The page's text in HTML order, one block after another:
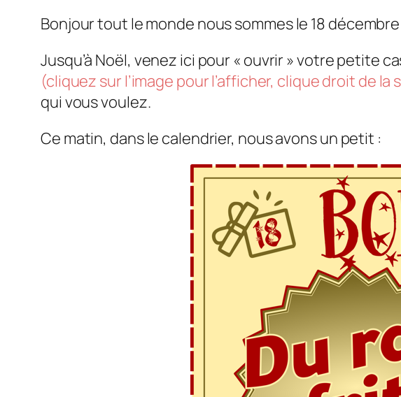
Bonjour tout le monde nous sommes le 18 décembre
Jusqu’à Noël, venez ici pour « ouvrir » votre petite
(cliquez sur l’image pour l’afficher, clique droit de
qui vous voulez.
Ce matin, dans le calendrier, nous avons un petit :